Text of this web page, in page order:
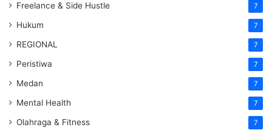
Freelance & Side Hustle 7
Hukum 7
REGIONAL 7
Peristiwa 7
Medan 7
Mental Health 7
Olahraga & Fitness 7